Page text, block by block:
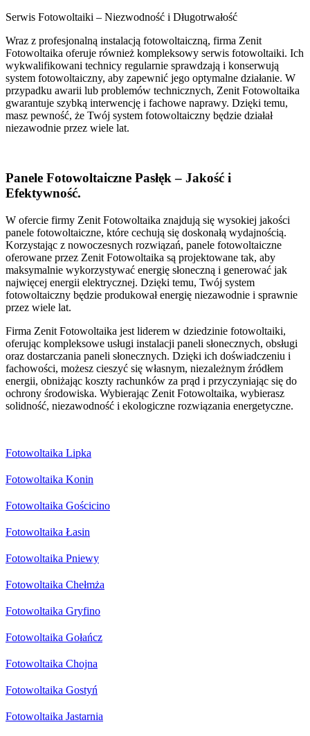
Serwis Fotowoltaiki – Niezwodność i Długotrwałość
Wraz z profesjonalną instalacją fotowoltaiczną, firma Zenit
Fotowoltaika oferuje również kompleksowy serwis fotowoltaiki. Ich
wykwalifikowani technicy regularnie sprawdzają i konserwują
system fotowoltaiczny, aby zapewnić jego optymalne działanie. W
przypadku awarii lub problemów technicznych, Zenit Fotowoltaika
gwarantuje szybką interwencję i fachowe naprawy. Dzięki temu,
masz pewność, że Twój system fotowoltaiczny będzie działał
niezawodnie przez wiele lat.
Panele Fotowoltaiczne Pasłęk – Jakość i
Efektywność.
W ofercie firmy Zenit Fotowoltaika znajdują się wysokiej jakości
panele fotowoltaiczne, które cechują się doskonałą wydajnością.
Korzystając z nowoczesnych rozwiązań, panele fotowoltaiczne
oferowane przez Zenit Fotowoltaika są projektowane tak, aby
maksymalnie wykorzystywać energię słoneczną i generować jak
najwięcej energii elektrycznej. Dzięki temu, Twój system
fotowoltaiczny będzie produkował energię niezawodnie i sprawnie
przez wiele lat.
Firma Zenit Fotowoltaika jest liderem w dziedzinie fotowoltaiki,
oferując kompleksowe usługi instalacji paneli słonecznych, obsługi
oraz dostarczania paneli słonecznych. Dzięki ich doświadczeniu i
fachowości, możesz cieszyć się własnym, niezależnym źródłem
energii, obniżając koszty rachunków za prąd i przyczyniając się do
ochrony środowiska. Wybierając Zenit Fotowoltaika, wybierasz
solidność, niezawodność i ekologiczne rozwiązania energetyczne.
Fotowoltaika Lipka
Fotowoltaika Konin
Fotowoltaika Gościcino
Fotowoltaika Łasin
Fotowoltaika Pniewy
Fotowoltaika Chełmża
Fotowoltaika Gryfino
Fotowoltaika Gołańcz
Fotowoltaika Chojna
Fotowoltaika Gostyń
Fotowoltaika Jastarnia